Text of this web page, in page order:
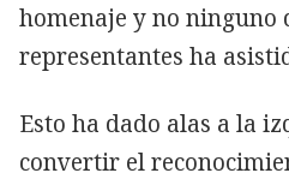
homenaje y no ninguno
representantes ha
Esto ha dado alas a la
convertir el